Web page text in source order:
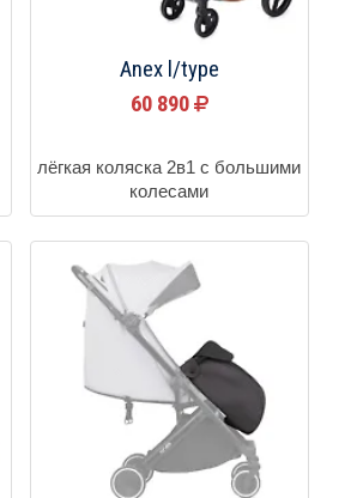
Anex l/type
60 890
лёгкая коляска 2в1 с большими
колесами